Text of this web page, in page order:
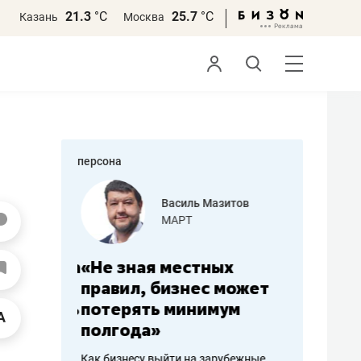
Казань 21.3 °С Москва 25.7 °С
персона
работа
Василь Мазитов
МАРТ
«Не зная местных
правил, бизнес может
потерять минимум
полгода»